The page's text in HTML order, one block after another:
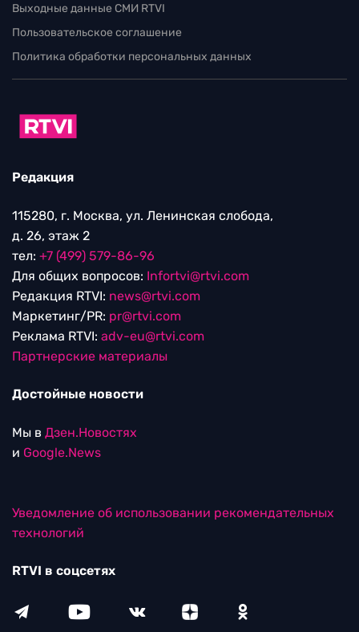
Выходные данные СМИ RTVI
Пользовательское соглашение
Политика обработки персональных данных
Редакция
115280, г. Москва, ул. Ленинская слобода,
д. 26, этаж 2
тел: +7 (499) 579-86-96
Для общих вопросов: Infortvi@rtvi.com
Редакция RTVI: news@rtvi.com
Маркетинг/PR: pr@rtvi.com
Реклама RTVI: adv-eu@rtvi.com
Партнерские материалы
Достойные новости
Мы в Дзен.Новостях
и Google.News
Уведомление об использовании рекомендательных
технологий
RTVI в соцсетях